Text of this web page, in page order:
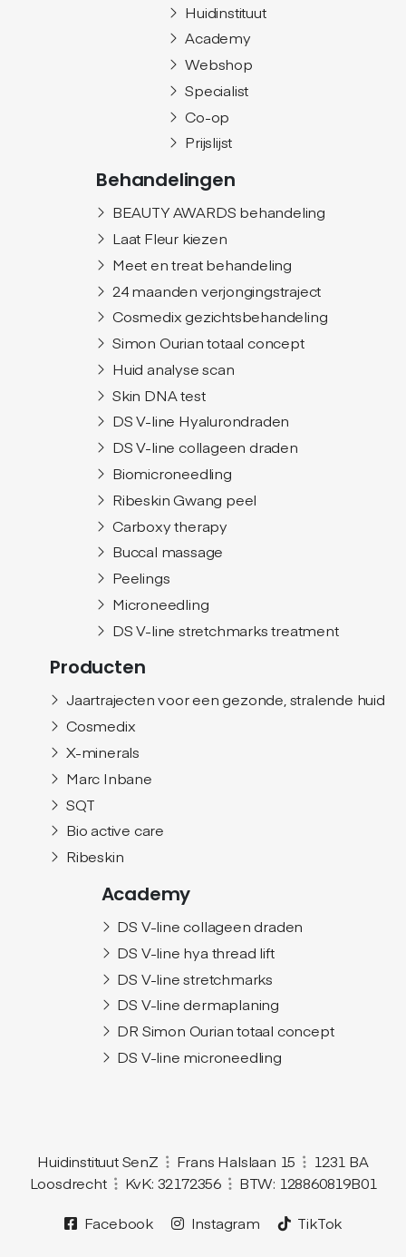
Huidinstituut
Academy
Webshop
Specialist
Co-op
Prijslijst
Behandelingen
BEAUTY AWARDS behandeling
Laat Fleur kiezen
Meet en treat behandeling
24 maanden verjongingstraject
Cosmedix gezichtsbehandeling
Simon Ourian totaal concept
Huid analyse scan
Skin DNA test
DS V-line Hyalurondraden
DS V-line collageen draden
Biomicroneedling
Ribeskin Gwang peel
Carboxy therapy
Buccal massage
Peelings
Microneedling
DS V-line stretchmarks treatment
Producten
Jaartrajecten voor een gezonde, stralende huid
Cosmedix
X-minerals
Marc Inbane
SQT
Bio active care
Ribeskin
Academy
DS V-line collageen draden
DS V-line hya thread lift
DS V-line stretchmarks
DS V-line dermaplaning
DR Simon Ourian totaal concept
DS V-line microneedling
Huidinstituut SenZ Frans Halslaan 15
1231 BA
Loosdrecht
KvK: 32172356
BTW: 128860819B01
Facebook
Instagram TikTok